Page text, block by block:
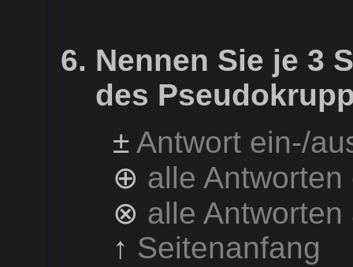
Nennen Sie je 3
des
± Antwort ein-/
⊕ alle
⊗ alle
↑ Seitenanfang